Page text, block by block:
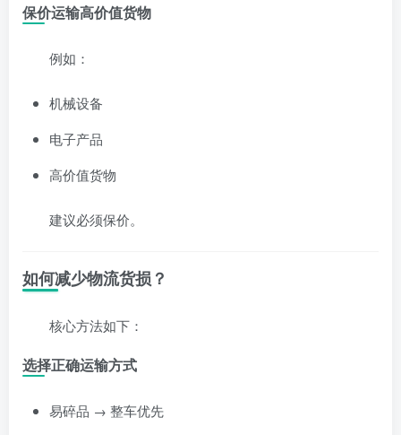
保价运输高价值货物
例如：
机械设备
电子产品
高价值货物
建议必须保价。
如何减少物流货损？
核心方法如下：
选择正确运输方式
易碎品 → 整车优先